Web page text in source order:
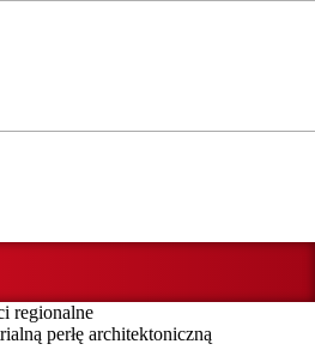
regionalne
perłę architektoniczną